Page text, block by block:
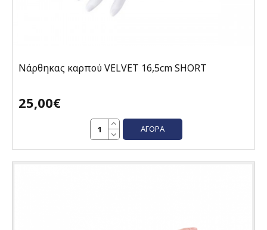
Νάρθηκας καρπού VELVET 16,5cm SHORT
25,00€
ΑΓΟΡΆ